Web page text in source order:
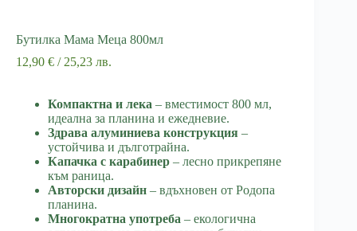
Бутилка Мама Меца 800мл
12,90 € / 25,23 лв.
Компактна и лека – вместимост 800 мл,
идеална за планина и ежедневие.
Здрава алуминиева конструкция –
устойчива и дълготрайна.
Капачка с карабинер – лесно прикрепяне
към раница.
Авторски дизайн – вдъхновен от Родопа
планина.
Многократна употреба – екологична